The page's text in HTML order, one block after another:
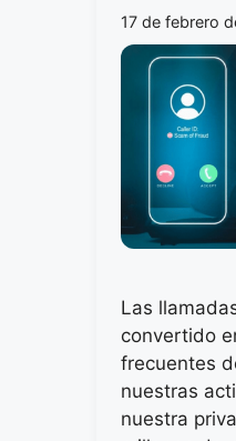
17 de febrero
Las
convertido
frecuentes
nuestras
nuestra